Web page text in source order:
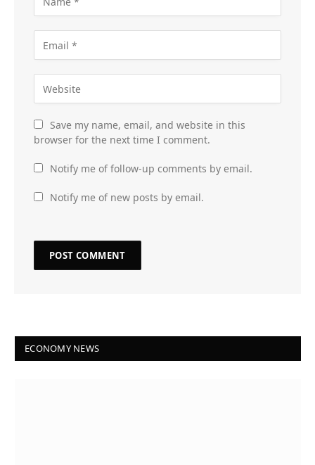
Save my name, email, and website in this
browser for the next time I comment.
Notify me of follow-up comments by email.
Notify me of new posts by email.
ECONOMY NEWS